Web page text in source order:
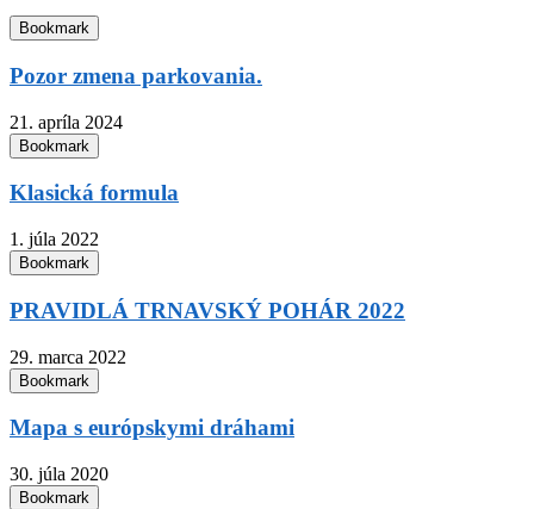
Bookmark
Pozor zmena parkovania.
21. apríla 2024
Bookmark
Klasická formula
1. júla 2022
Bookmark
PRAVIDLÁ TRNAVSKÝ POHÁR 2022
29. marca 2022
Bookmark
Mapa s európskymi dráhami
30. júla 2020
Bookmark